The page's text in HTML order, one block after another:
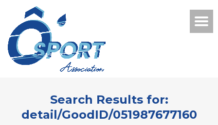
Search Results for:
detail/GoodID/051987677160